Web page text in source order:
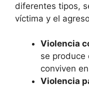
diferentes tipos,
víctima y el
Violencia
se produce
conviven
Violencia